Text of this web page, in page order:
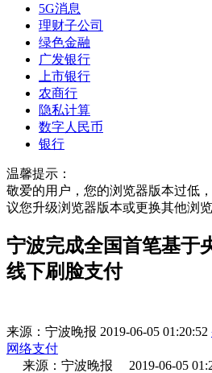
5G消息
理财子公司
绿色金融
广发银行
上市银行
农商行
隐私计算
数字人民币
银行
温馨提示：
敬爱的用户，您的浏览器版本过低
议您升级浏览器版本或更换其他浏览
宁波完成全国首笔基于
线下刷脸支付
来源： 宁波晚报 2019-06-05 01:20:52
网络支付
来源：宁波晚报 2019-06-05